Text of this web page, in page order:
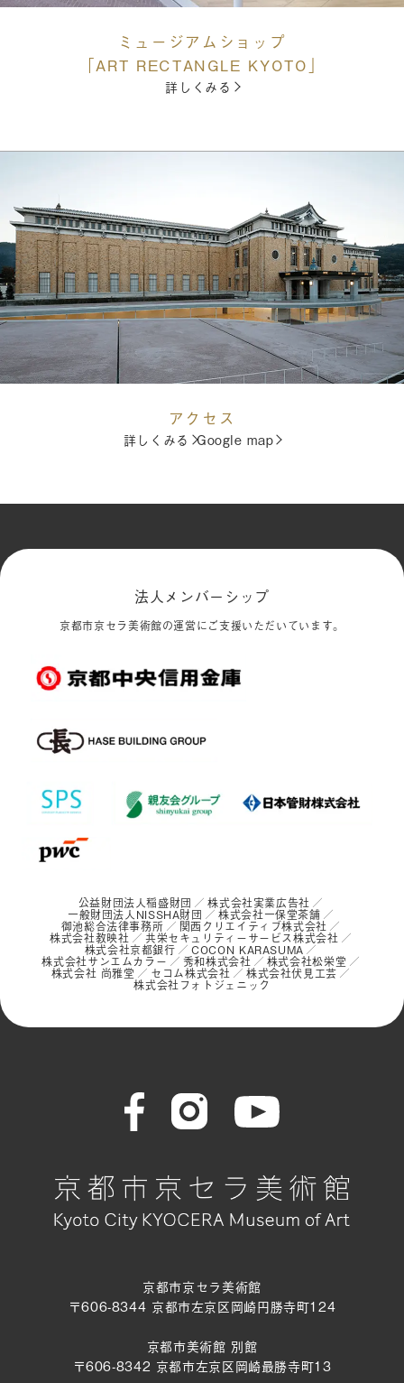
ミュージアムショップ
「ART RECTANGLE KYOTO」
詳しくみる
アクセス
詳しくみる Google map
法人メンバーシップ
京都市京セラ美術館の運営にご支援いただいています。
公益財団法人稲盛財団 株式会社実業広告社
一般財団法人NISSHA財団 株式会社一保堂茶舗
御池総合法律事務所 関西クリエイティブ株式会社
株式会社教映社 共栄セキュリティーサービス株式会社
株式会社京都銀行 COCON KARASUMA
株式会社サンエムカラー 秀和株式会社 株式会社松栄堂
株式会社 尚雅堂 セコム株式会社 株式会社伏見工芸
株式会社フォトジェニック
京都市京セラ美術館
〒606-8344 京都市左京区岡崎円勝寺町124
京都市美術館 別館
〒606-8342 京都市左京区岡崎最勝寺町13